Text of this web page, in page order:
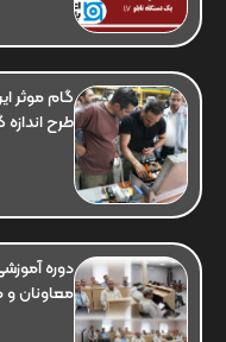
گام موثر
طرح
دوره
معاونان و